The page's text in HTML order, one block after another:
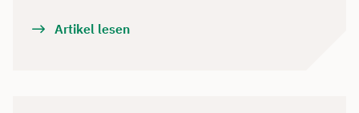
Artikel lesen